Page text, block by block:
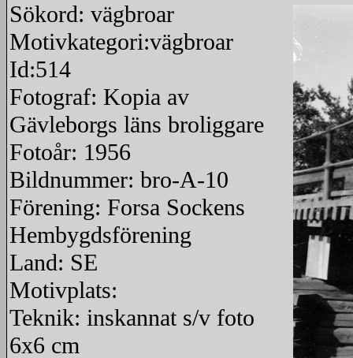
Sökord: vägbroar
Motivkategori:vägbroar
Id:514
Fotograf: Kopia av
Gävleborgs läns broliggare
Fotoår: 1956
Bildnummer: bro-A-10
Förening: Forsa Sockens
Hembygdsförening
Land: SE
Motivplats:
Teknik: inskannat s/v foto
6x6 cm